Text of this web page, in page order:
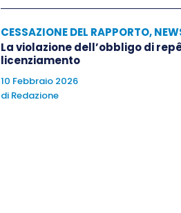
CESSAZIONE DEL RAPPORTO,
La violazione dell’obbligo di
licenziamento
10 Febbraio 2026
di Redazione